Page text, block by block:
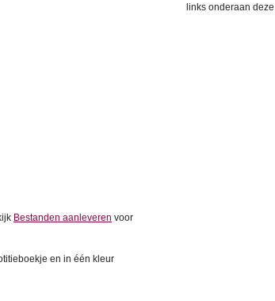
links onderaan
Bestanden aanleveren voor
en in één kleur